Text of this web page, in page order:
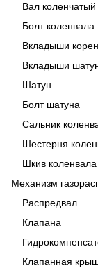
Вал коленчатый
Болт коленвала
Вкладыши
Вкладыши
Шатун
Болт шатуна
Сальник
Шестерня
Шкив коленвала
Механизм
Распредвал
Клапана
Клапанная